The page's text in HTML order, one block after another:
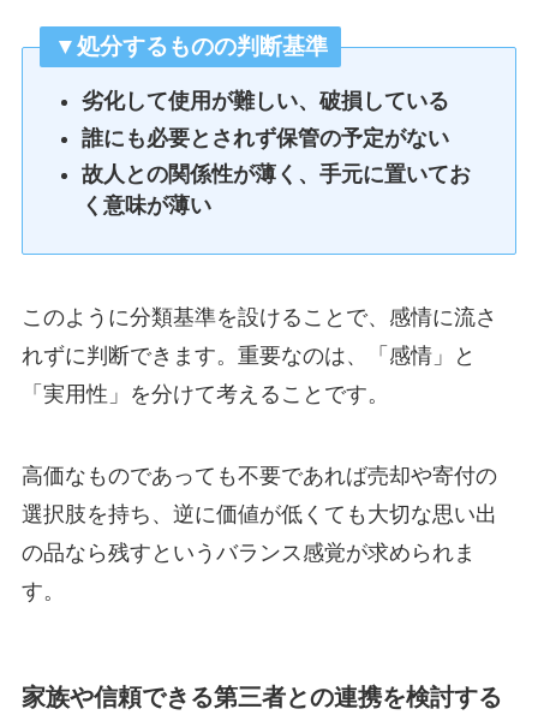
▼処分するものの判断基準
劣化して使用が難しい、破損している
誰にも必要とされず保管の予定がない
故人との関係性が薄く、手元に置いてお
く意味が薄い
このように分類基準を設けることで、感情に流さ
れずに判断できます。重要なのは、「感情」と
「実用性」を分けて考えることです。
高価なものであっても不要であれば売却や寄付の
選択肢を持ち、逆に価値が低くても大切な思い出
の品なら残すというバランス感覚が求められま
す。
家族や信頼できる第三者との連携を検討する